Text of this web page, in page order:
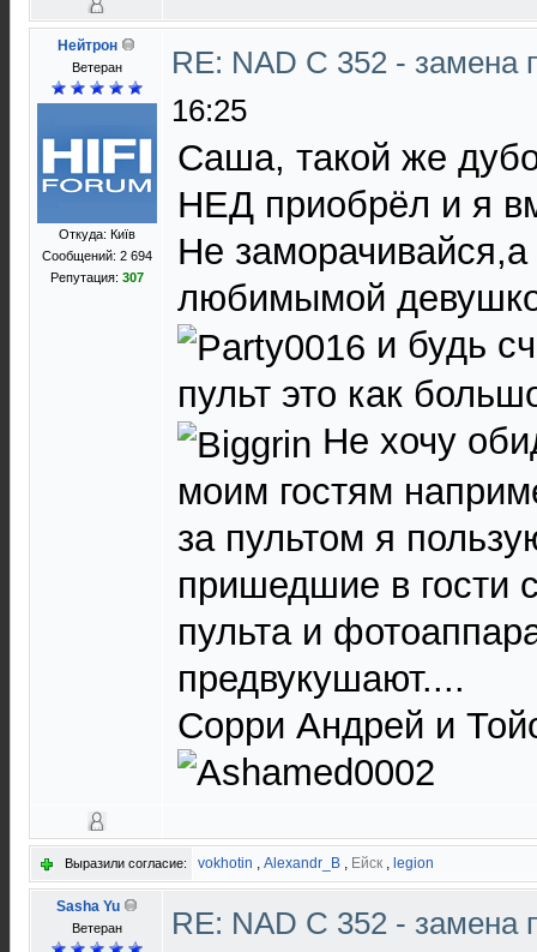
Нейтрон
Ветеран
Откуда: Київ
Сообщений: 2 694
Репутация: 307
RE: NAD C 352 - замена
16:25
Саша, такой же
НЕД приобрёл и я
Не
любимымой
и будь
пульт это как
Не хочу
моим гостям
за пультом я
пришедшие в гости
пульта и
предвукушают....
Сорри Андрей и
Выразили согласие: vokhotin , Alexandr_B , Ейск , legion
Sasha Yu
Ветеран
RE: NAD C 352 - замена